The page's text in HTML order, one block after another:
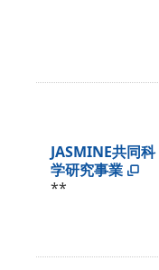
JASMINE共同科
学研究事業
**